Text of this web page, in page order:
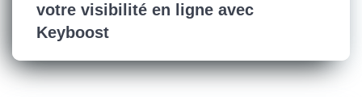
votre visibilité en ligne avec
Keyboost